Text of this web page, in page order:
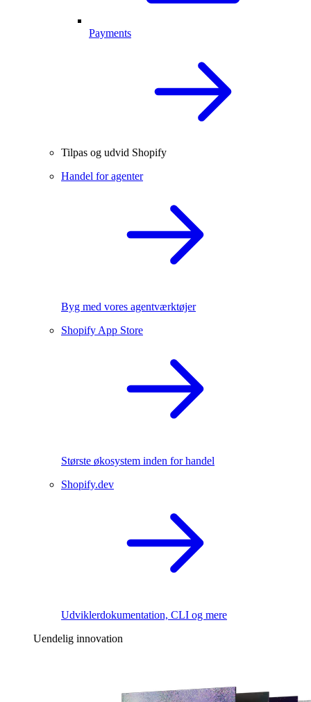
Payments
Tilpas og udvid Shopify
Handel for agenter
Byg med vores agentværktøjer
Shopify App Store
Største økosystem inden for handel
Shopify.dev
Udviklerdokumentation, CLI og mere
Uendelig innovation